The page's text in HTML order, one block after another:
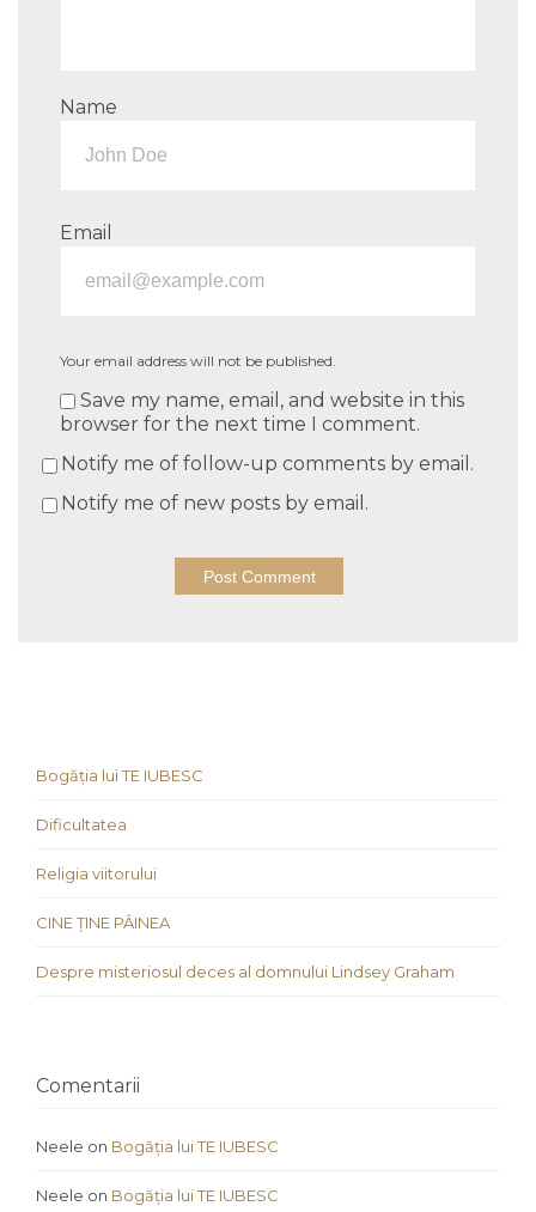
Name
Email
Your email address will not be published.
Save my name, email, and website in this
browser for the next time I comment.
Notify me of follow-up comments by email.
Notify me of new posts by email.
Bogăția lui TE IUBESC
Dificultatea
Religia viitorului
CINE ȚINE PÂINEA
Despre misteriosul deces al domnului Lindsey Graham
Comentarii
Neele on Bogăția lui TE IUBESC
Neele on Bogăția lui TE IUBESC